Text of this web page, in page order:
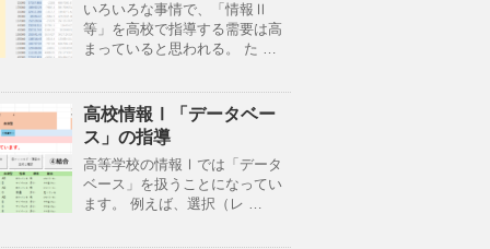
いろいろな事情で、「情報Ⅱ
等」を高校で指導する需要は高
まっていると思われる。 た …
高校情報Ⅰ「データベー
ス」の指導
高等学校の情報Ⅰでは「データ
ベース」を扱うことになってい
ます。 例えば、選択（レ …